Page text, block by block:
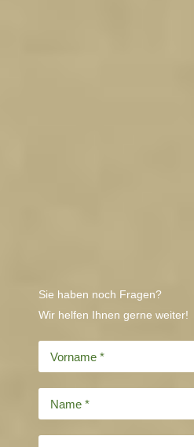
Sie haben noch Fragen?
Wir helfen Ihnen gerne weiter!